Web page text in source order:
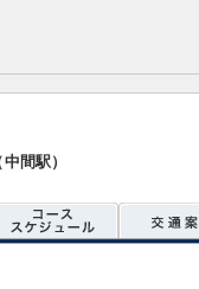
間駅）